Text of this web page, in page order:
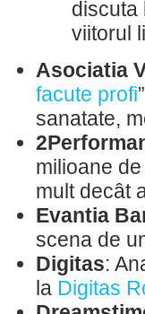
discuta
viitorul
Asociatia
facute profi
sanatate,
milioane
mult decât
Evantia
scena de
Digitas:
la Digitas